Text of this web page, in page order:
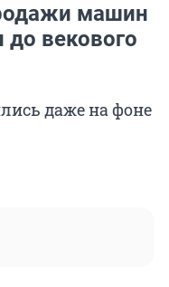
машин
до векового
даже на фоне